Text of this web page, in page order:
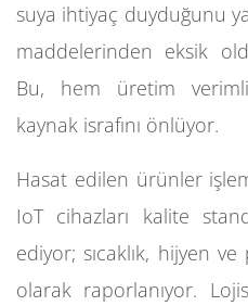
suya ihtiyaç duyduğunu
maddelerinden eksik
Bu, hem üretim
kaynak israfını önlüyor.
Hasat edilen ürünler
IoT cihazları kalite
ediyor; sıcaklık, hijyen
olarak raporlanıyor.